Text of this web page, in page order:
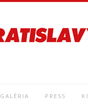
GALÉRIA PRESS